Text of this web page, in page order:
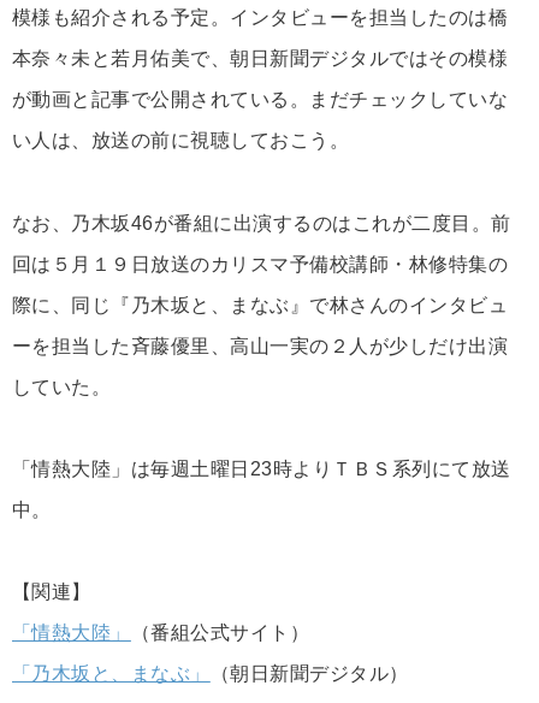
模様も紹介される予定。インタビューを担当したのは橋
本奈々未と若月佑美で、朝日新聞デジタルではその模様
が動画と記事で公開されている。まだチェックしていな
い人は、放送の前に視聴しておこう。
なお、乃木坂46が番組に出演するのはこれが二度目。前
回は５月１９日放送のカリスマ予備校講師・林修特集の
際に、同じ『乃木坂と、まなぶ』で林さんのインタビュ
ーを担当した斉藤優里、高山一実の２人が少しだけ出演
していた。
「情熱大陸」は毎週土曜日23時よりＴＢＳ系列にて放送
中。
【関連】
「情熱大陸」
（番組公式サイト）
「乃木坂と、まなぶ」
（朝日新聞デジタル）